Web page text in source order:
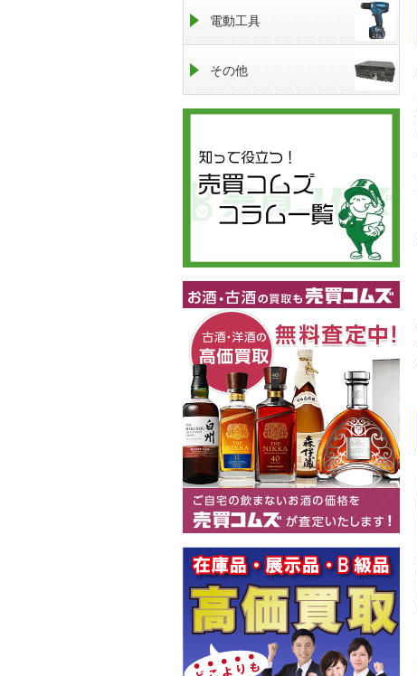
電動工具
その他